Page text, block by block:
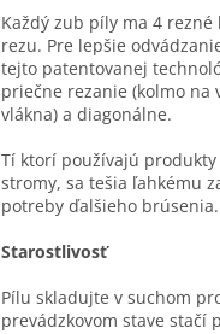
Každý zub píly ma 4
rezu. Pre lepšie
tejto patentovanej
priečne rezanie (kolmo na
vlákna) a diagonálne.
Tí ktorí používajú
stromy, sa tešia ľahkému
potreby ďalšieho brúsenia.
Starostlivosť
Pílu skladujte v suchom
prevádzkovom stave